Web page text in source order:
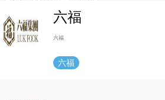
六福
六福
六福